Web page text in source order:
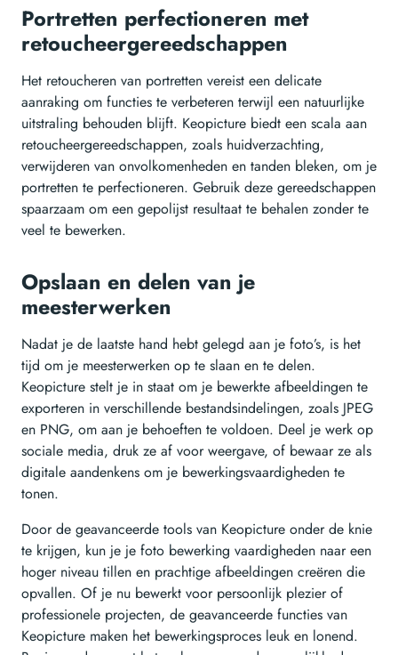
Portretten perfectioneren met
retoucheergereedschappen
Het retoucheren van portretten vereist een delicate
aanraking om functies te verbeteren terwijl een natuurlijke
uitstraling behouden blijft. Keopicture biedt een scala aan
retoucheergereedschappen, zoals huidverzachting,
verwijderen van onvolkomenheden en tanden bleken, om je
portretten te perfectioneren. Gebruik deze gereedschappen
spaarzaam om een gepolijst resultaat te behalen zonder te
veel te bewerken.
Opslaan en delen van je
meesterwerken
Nadat je de laatste hand hebt gelegd aan je foto’s, is het
tijd om je meesterwerken op te slaan en te delen.
Keopicture stelt je in staat om je bewerkte afbeeldingen te
exporteren in verschillende bestandsindelingen, zoals JPEG
en PNG, om aan je behoeften te voldoen. Deel je werk op
sociale media, druk ze af voor weergave, of bewaar ze als
digitale aandenkens om je bewerkingsvaardigheden te
tonen.
Door de geavanceerde tools van Keopicture onder de knie
te krijgen, kun je je foto bewerking vaardigheden naar een
hoger niveau tillen en prachtige afbeeldingen creëren die
opvallen. Of je nu bewerkt voor persoonlijk plezier of
professionele projecten, de geavanceerde functies van
Keopicture maken het bewerkingsproces leuk en lonend.